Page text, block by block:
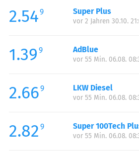
2.549 Super Plus
vor 2 Jahren 30.10.
1.39 9 AdBlue
vor 55 Min. 06.08.
2.669 LKW Diesel
vor 55 Min. 06.08.
2.82 9 Super 100Tech
vor 55 Min. 06.08.